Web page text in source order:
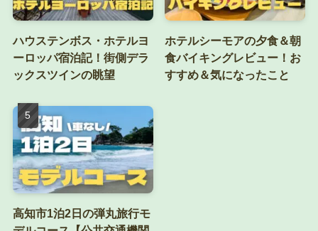
ハウステンボス・ホテルヨ
ーロッパ宿泊記！街側デラ
ックスツインの眺望
ホテルシーモアの夕食＆朝
食バイキングレビュー！お
すすめ＆気になったこと
高知市1泊2日の弾丸旅行モ